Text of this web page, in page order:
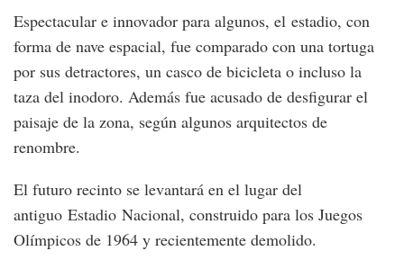
Espectacular e innovador para algunos, el estadio, con
forma de nave espacial, fue comparado con una tortuga
por sus detractores, un casco de bicicleta o incluso la
taza del inodoro. Además fue acusado de desfigurar el
paisaje de la zona, según algunos arquitectos de
renombre.
El futuro recinto se levantará en el lugar del
antiguo Estadio Nacional, construido para los Juegos
Olímpicos de 1964 y recientemente demolido.